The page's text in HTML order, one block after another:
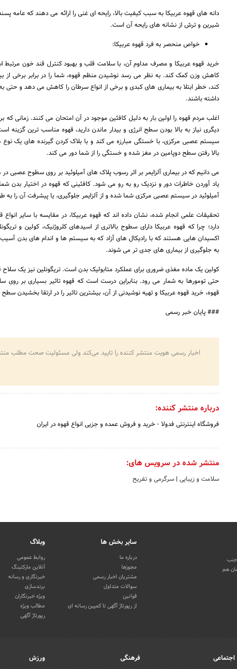
دانه های قهوه عربیکا به سبب کیفیت بالا، رایحه ای غنی را ارائه می دهند که عامه
شیرین و ترش از نشانه های رایحه آن است.
خواص منحصر به فرد قهوه عربیکا:
خرید قهوه عربیکا و مصرف مداوم آن، با سلامت قلب و بهبود کنترل قند خون
کاهش وزن کمک کند. به نظر می رسد نوشیدن منظم قهوه، شما را در برابر برخی
کند، خطر ابتلا به بیماری های کبدی و برخی از انواع سرطان را کاهش می دهد و حتی
داشته باشند.
اغلب مردم قهوه را اولین بار به دلیل کافئین موجود در آن امتحان می کنند. زمانی که
دیگری نیاز به بالا بودن سطح انرژی و بیدار ماندن دارید، قهوه مناسب ترین گزینه
سیستم عصبی مرکزی، با خستگی مبارزه می کند و با بلاک کردن گیرنده های یک نوع
بالا رفتن سطح دوپامین در مغز شده و خستگی را از شما دور می کند.
می دانیم که در بیماری آلزایمر بر اثر رسوب پلاک های آمیلوئید بر روی سطوح عصبی
یاد آوردن خاطرات دور و نزدیک رو به رو می شود. کافئینی که قهوه در اختیار بدن
آمیلوئید در سیستم عصبی مرکزی شما شده و از آلزایمر جلوگیری، یا پیشرفت آن را
تحقیقات علمی انجام شده، نشان داده اند که قهوه عربیکا، در مقایسه با سایر انواع
دارد؛ چرا که قهوه عربیکا دارای سطوح بالاتری از اسیدهای کلروژنیک، کولین و
اکسیدان هایی هستند که با رادیکال های آزاد که به سیستم ها و اندام های بدن
به جلوگیری از بیماری های جدی تر می شوند.
کولین یک ماده مغذی ضروری برای عملکرد متابولیک بدن است. تریگونلین نیز یک سلاح
حتی تومورها به شمار می رود. بنابراین درست است که قهوه تاثیر بسیاری بر روی
قهوه، خرید قهوه عربیکا و تهیه نوشیدنی از آن، بیشترین تاثیر را در ارتقا بخشیدن
### پایان خبر رسمی
اخبار رسمی هویت منتشر کننده را تایید می‌کند ولی مسئولیت صحت مطلب
درباره منتشر کننده:
فروشگاه اینترنتی فدولا - خرید و فروش عمده و جزیی انواع قهوه در ایران
منتشر شده در سرویس های:
سلامت و زیبایی | سرگرمی و تفریح
جنب
هم
سایر بخش ها
درباره ما
مجوزها
مشتریان اخبار رسمی
سوالات متداول
قوانین
از رپورتاژ آگهی تا کمپین رسانه ای
وبلاگ
روابط عمومی
آنلاین مارکتینگ
خبرنگاری و رسانه
برندسازی
ویژه خبرنگاران
مطالب ویژه
رپورتاژ آگهی
اجتماعی فرهنگی ورزش